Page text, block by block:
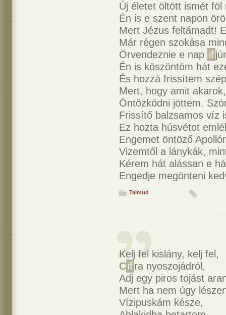
Új életet öltött ismét föl
Én is e szent napon
Mert Jézus feltámadt!
Már régen szokása
Örvendeznie e nap if
Én is köszöntöm hát
És hozzá frissítem
Mert, hogy amit
Öntözködni jöttem.
Frissítő balzsamos víz
Ez hozta húsvétot
Engemet öntöző
Vizemtől a lánykák,
Kérem hát alássan e
Engedje megönteni
Talmud
Kelj fel kislány, kelj fel,
Cifra nyoszojádról,
Adj egy piros tojást
Mert ha nem úgy
Vízipuskám késze,